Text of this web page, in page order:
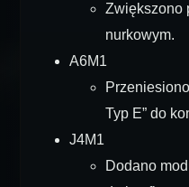
Zwiększono
nurkowym.
A6M1
Typ E” do
J4M1
Dodano